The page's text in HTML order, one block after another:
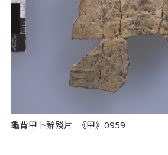
龜背甲卜辭殘片 《甲》0959